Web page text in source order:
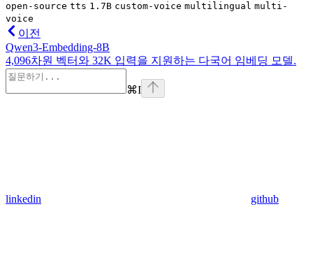
open-source tts 1.7B custom-voice multilingual multi-
voice
이전
Qwen3-Embedding-8B
4,096차원 벡터와 32K 입력을 지원하는 다국어 임베딩 모델.
⌘I
linkedin github